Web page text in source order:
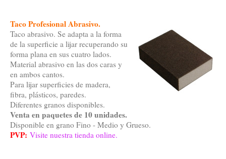
Taco Profesional Abrasivo.
Taco abrasivo. Se adapta a la forma
de la superficie a lijar recuperando su
forma plana en sus cuatro lados.
Material abrasivo en las dos caras y
en ambos cantos.
Para lijar superficies de madera,
fibra, plásticos, paredes.
Diferentes granos disponibles.
Venta en paquetes de 10 unidades.
Disponible en grano Fino - Medio y Grueso.
PVP: Visite nuestra tienda online.